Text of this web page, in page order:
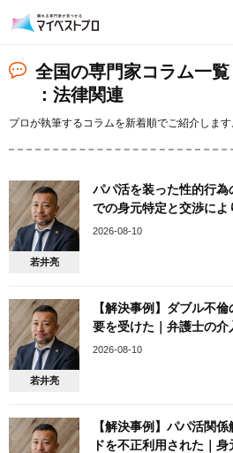
全国の専門家コラム一覧
：法律関連
プロが執筆するコラムを新着順でご紹介します
若井亮
パパ活を装った性的行
での身元特定と交渉に
400万円の回収を実現し
2026-08-10
若井亮
【解決事例】ダブル不
要を受けた｜弁護士の
した事例
2026-08-10
【解決事例】パパ活関
ドを不正利用された｜